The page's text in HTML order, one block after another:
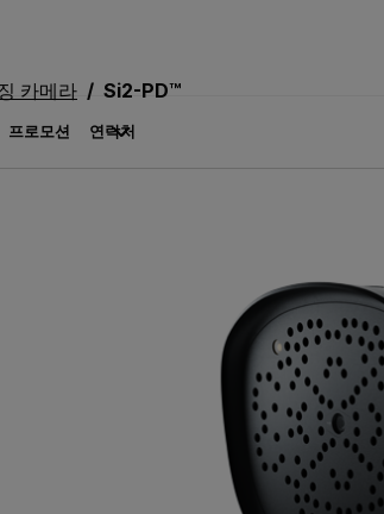
프로모션 연락처
카메라 Si2-PD™